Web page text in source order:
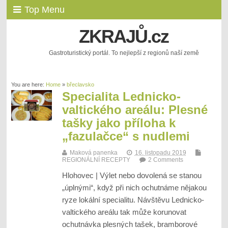
Top Menu
ZKRAJŮ.cz
Gastroturistický portál. To nejlepší z regionů naší země
You are here: Home» břeclavsko
Specialita Lednicko-
valtického areálu: Plesné
tašky jako příloha k
„fazulačce“ s nudlemi
Maková panenka
16. listopadu 2019
REGIONÁLNÍ RECEPTY
2 Comments
Hlohovec | Výlet nebo dovolená se stanou
„úplnými“, když při nich ochutnáme nějakou
ryze lokální specialitu. Návštěvu Lednicko-
valtického areálu tak může korunovat
ochutnávka plesných tašek, bramborové